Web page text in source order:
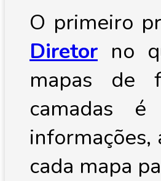
O primeiro
Diretor no
mapas de
camadas
cada mapa